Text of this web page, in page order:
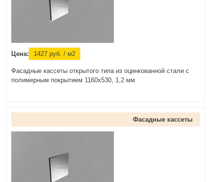
Цена: 1427 руб. / м2
Фасадные кассеты открытого типа из оцинкованной стали с
полимерным покрытием 1160х530, 1,2 мм
Фасадные кассеты